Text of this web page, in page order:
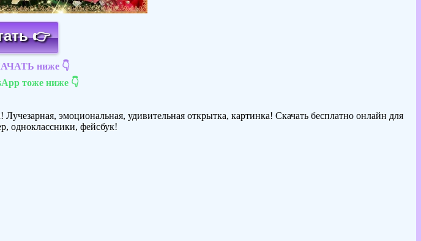
👉
ниже 👇
тоже ниже 👇
эмоциональная, удивительная открытка, картинка! Скачать бесплатно онлайн для
одноклассники, фейсбук!